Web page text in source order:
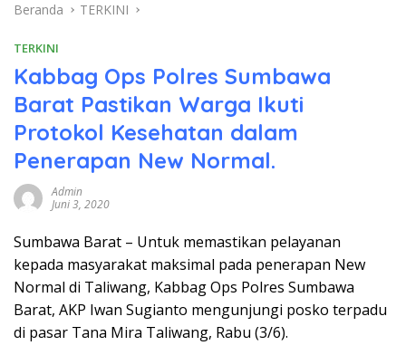
Beranda TERKINI
TERKINI
Kabbag Ops Polres Sumbawa
Barat Pastikan Warga Ikuti
Protokol Kesehatan dalam
Penerapan New Normal.
Admin
Juni 3, 2020
Sumbawa Barat – Untuk memastikan pelayanan
kepada masyarakat maksimal pada penerapan New
Normal di Taliwang, Kabbag Ops Polres Sumbawa
Barat, AKP Iwan Sugianto mengunjungi posko terpadu
di pasar Tana Mira Taliwang, Rabu (3/6).